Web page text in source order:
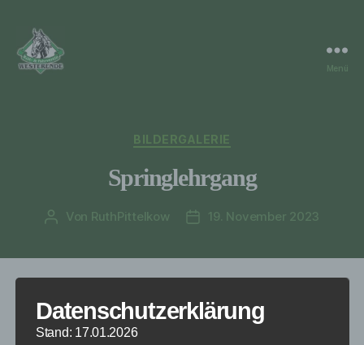
Menü
Kategorien
BILDERGALERIE
Springlehrgang
Beitragsautor
Von RuthPittelkow Veröffentlichungsdatum
19. November 2023
Datenschutzerklärung
Stand: 17.01.2026